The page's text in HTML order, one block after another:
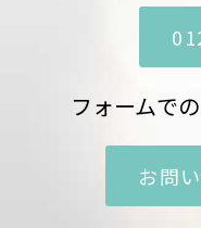
フォームで
お問